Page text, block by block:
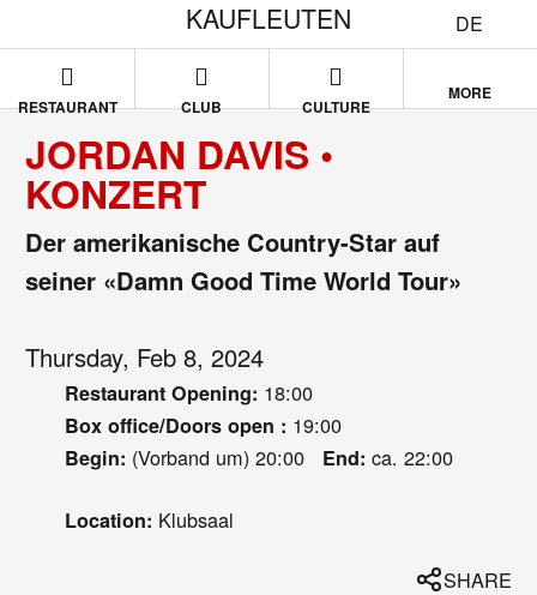
DE
KAUFLEUTEN
RESTAURANT CLUB CULTURE
MORE
JORDAN DAVIS •
KONZERT
Der amerikanische Country-Star auf
seiner «Damn Good Time World Tour»
Thursday, Feb 8, 2024
Restaurant Opening: 18:00
Box office/Doors open : 19:00
Begin: (Vorband um) 20:00 End: ca. 22:00
Location: Klubsaal
SHARE